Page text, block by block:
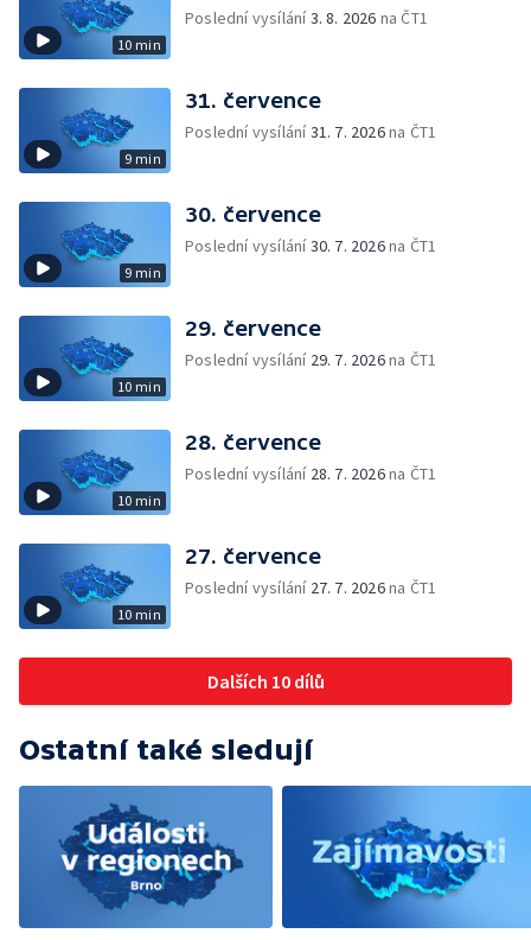
10 min
Poslední vysílání3. 8. 2026 na ČT1
9 min
31. července
Poslední vysílání31. 7. 2026na ČT1
9 min
30. července
Poslední vysílání30. 7. 2026na ČT1
10 min
29. července
Poslední vysílání 29. 7. 2026na ČT1
10 min
28. července
Poslední vysílání 28. 7. 2026na ČT1
10 min
27. července
Poslední vysílání 27. 7. 2026na ČT1
Dalších 10 dílů
Ostatní také sledují